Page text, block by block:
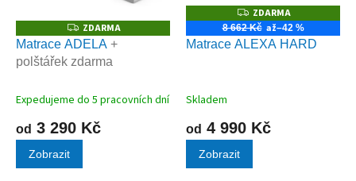
Z
D
A
R
ZDARMA
Matrace ADELA +
polštářek zdarma
Expedujeme do 5 pracovních dní
od 3 290 Kč
Zobrazit
Z
D
A
R
ZDARMA
8 662 Kč až–42 %
Matrace ALEXA HARD
Skladem
od 4 990 Kč
Zobrazit